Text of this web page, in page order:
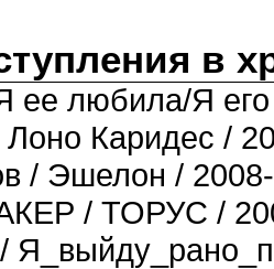
в
ее любила/Я
Каридес /
/ Эшелон /
/ ТОРУС /